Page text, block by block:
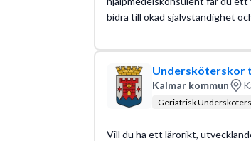
bidra till ökad självständighet
Undersköterskor
Kalmar kommun
Geriatrisk
Vill du ha ett lärorikt,